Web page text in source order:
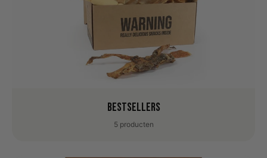
Bestsellers
5 producten